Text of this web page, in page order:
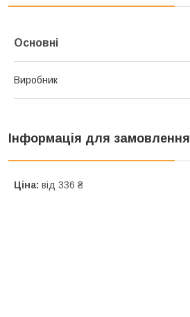
Основні
Виробник
Інформація для замовлення
Ціна: від 336 ₴